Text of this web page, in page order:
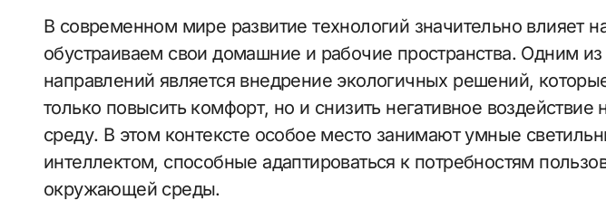
В современном мире развитие технологий значительно влияет на то, как мы
обустраиваем свои домашние и рабочие пространства. Одним
направлений является внедрение экологичных решений,
только повысить комфорт, но и снизить негативное
среду. В этом контексте особое место занимают умные
интеллектом, способные адаптироваться к потребностям
окружающей среды.